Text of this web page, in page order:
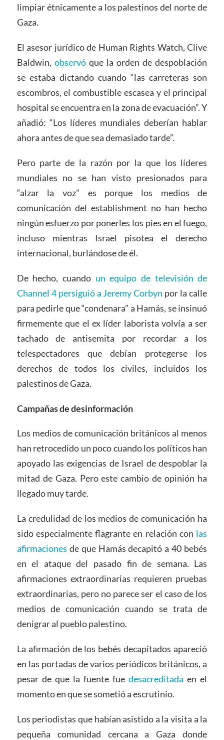
limpiar étnicamente a los palestinos del norte de
Gaza.
El asesor jurídico de Human Rights Watch, Clive
Baldwin, observóque la orden de despoblación
se estaba dictando cuando “las carreteras son
escombros, el combustible escasea y el principal
hospital se encuentra en la zona de evacuación”. Y
añadió: “Los líderes mundiales deberían hablar
ahora antes de que sea demasiado tarde”.
Pero parte de la razón por la que los líderes
mundiales no se han visto presionados para
“alzar la voz” es porque los medios de
comunicación del establishment no han hecho
ningún esfuerzo por ponerles los pies en el fuego,
incluso mientras Israel pisotea el derecho
internacional, burlándose de él.
De hecho, cuando un equipo de televisión de
Channel 4 persiguió a Jeremy Corbyn por la calle
para pedirle que “condenara” a Hamás, se insinuó
firmemente que el ex líder laborista volvía a ser
tachado de antisemita por recordar a los
telespectadores que debían protegerse los
derechos de todos los civiles, incluidos los
palestinos de Gaza.
Campañas de desinformación
Los medios de comunicación británicos al menos
han retrocedido un poco cuando los políticos han
apoyado las exigencias de Israel de despoblar la
mitad de Gaza. Pero este cambio de opinión ha
llegado muy tarde.
La credulidad de los medios de comunicación ha
sido especialmente flagrante en relación con las
afirmaciones de que Hamás decapitó a 40 bebés
en el ataque del pasado fin de semana. Las
afirmaciones extraordinarias requieren pruebas
extraordinarias, pero no parece ser el caso de los
medios de comunicación cuando se trata de
denigrar al pueblo palestino.
La afirmación de los bebés decapitados apareció
en las portadas de varios periódicos británicos, a
pesar de que la fuente fuedesacreditada en el
momento en que se sometió a escrutinio.
Los periodistas que habían asistido a la visita a la
pequeña comunidad cercana a Gaza donde